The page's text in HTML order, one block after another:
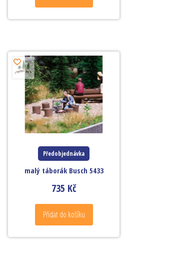
Předobjednávka
malý táborák Busch 5433
735 Kč
Přidat do košíku